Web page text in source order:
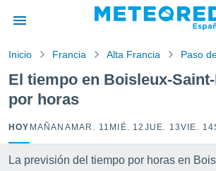
por
para
la
calidad.
a este
las
Inicio Francia Alta Francia Paso
El tiempo en Boisleux-
por horas
HOY MAÑANA MAR. 11 MIÉ. 12 JUE. 13VIE. 14
La previsión del tiempo por horas en